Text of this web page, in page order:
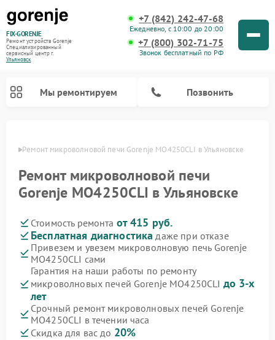
FIX-GORENJE
Ремонт устройств Gorenje
Специализированный
cервисный центр г.
Ульяновск
+7 (842) 242-47-68
Ежедневно, с 10:00 до 20:00
+7 (800) 302-71-75
Звонок бесплатный по РФ
Мы ремонтируем Позвонить
Ремонт микроволновой печи Gorenje MO4250CLI в Ульяновске
Ремонт микроволновой печи
Gorenje MO4250CLI в Ульяновске
Стоимость ремонта от 415 руб.
Бесплатная диагностика даже при отказе
Привезем и увезем микроволновую печь Gorenje
MO4250CLI сами
Гарантия на наши работы по ремонту
микроволновых печей Gorenje MO4250CLI до 3-х
лет
Срочный ремонт микроволновых печей Gorenje
MO4250CLI в течении часа
Скидка для вас до 20%